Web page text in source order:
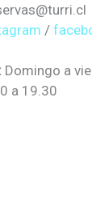
/
Domingo a
a 19.30